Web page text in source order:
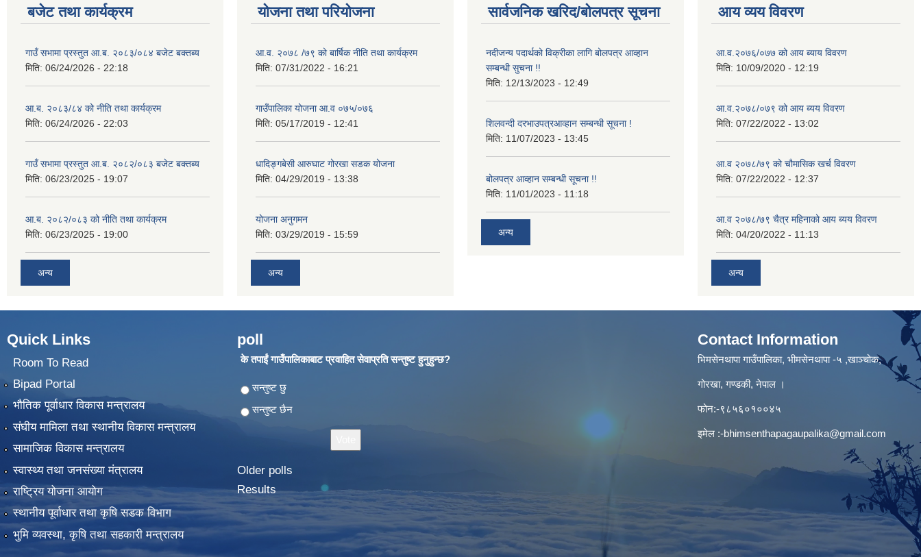
बजेट तथा कार्यक्रम
गाउँ सभामा प्रस्तुत आ.ब. २०८३/०८४ बजेट बक्तब्य
मिति: 06/24/2026 - 22:18
आ.ब. २०८३/८४ को नीति तथा कार्यक्रम
मिति: 06/24/2026 - 22:03
गाउँ सभामा प्रस्तुत आ.ब. २०८२/०८३ बजेट बक्तब्य
मिति: 06/23/2025 - 19:07
आ.ब. २०८२/०८३ को नीति तथा कार्यक्रम
मिति: 06/23/2025 - 19:00
अन्य
योजना तथा परियोजना
आ.व. २०७८ /७९ को बार्षिक नीति तथा कार्यक्रम
मिति: 07/31/2022 - 16:21
गाउँपालिका योजना आ.व ०७५/०७६
मिति: 05/17/2019 - 12:41
धादिङ्गबेसी आरुघाट गोरखा सडक योजना
मिति: 04/29/2019 - 13:38
योजना अनुगमन
मिति: 03/29/2019 - 15:59
अन्य
सार्वजनिक खरिद/बोलपत्र सूचना
नदीजन्य पदार्थको विक्रीका लागि बोलपत्र आव्हान
सम्बन्धी सुचना !!
मिति: 12/13/2023 - 12:49
शिलवन्दी दरभाउपत्रआव्हान सम्बन्धी सूचना !
मिति: 11/07/2023 - 13:45
बोलपत्र आव्हान सम्बन्धी सूचना !!
मिति: 11/01/2023 - 11:18
अन्य
आय व्यय विवरण
आ.व.२०७६/०७७ को आय ब्याय विवरण
मिति: 10/09/2020 - 12:19
आ.व.२०७८/०७९ को आय ब्यय विवरण
मिति: 07/22/2022 - 13:02
आ.व २०७८/७९ को चौमासिक खर्च विवरण
मिति: 07/22/2022 - 12:37
आ.व २०७८/७९ चैत्र महिनाको आय ब्यय विवरण
मिति: 04/20/2022 - 11:13
अन्य
Quick Links
Room To Read
Bipad Portal
भौतिक पूर्वाधार विकास मन्त्रालय
संघीय मामिला तथा स्थानीय विकास मन्त्रालय
सामाजिक विकास मन्त्रालय
स्वास्थ्य तथा जनसंख्या मंत्रालय
राष्ट्रिय योजना आयोग
स्थानीय पूर्वाधार तथा कृषि सडक विभाग
भुमि व्यवस्था, कृषि तथा सहकारी मन्त्रालय
poll
के तपाईं गाउँपालिकाबाट प्रवाहित सेवाप्रति सन्तुष्ट हुनुहुन्छ?
Choices
सन्तुष्ट छु
सन्तुष्ट छैन
Older polls
Results
Contact Information
भिमसेनथापा गाउँपालिका, भीमसेनथापा -५ ,खाञ्चोक,
गोरखा, गण्डकी, नेपाल ।
फोन:-९८५६०१००४५
इमेल :-bhimsenthapagaupalika@gmail.com